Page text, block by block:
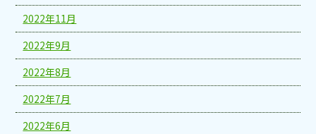
2022年11月
2022年9月
2022年8月
2022年7月
2022年6月